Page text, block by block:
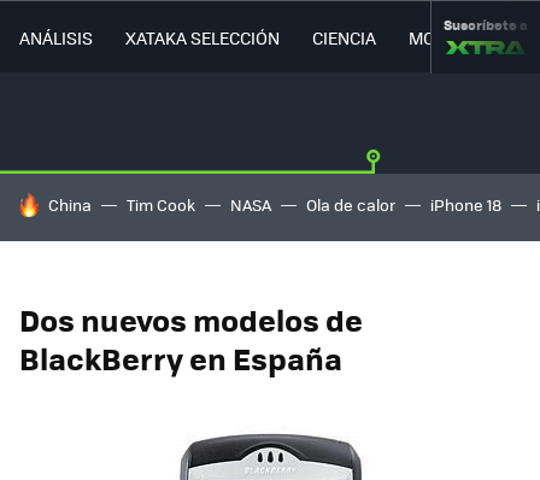
ANÁLISIS XATAKA SELECCIÓN CIENCIA MOVILIDAD
Suscríbete a
HOY SE HABLA DE
China Tim Cook NASA Ola de calor iPhone 18
Dos nuevos modelos de
BlackBerry en España